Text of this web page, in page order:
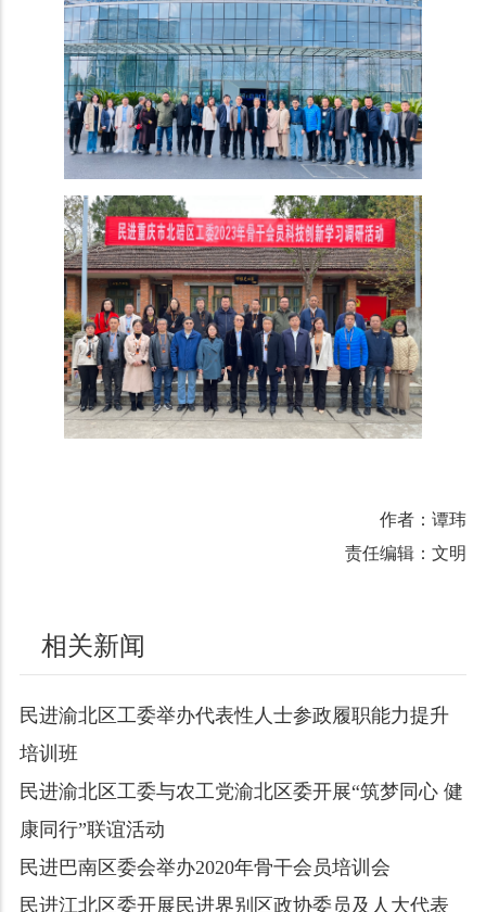
作者：谭玮
责任编辑：文明
相关新闻
民进渝北区工委举办代表性人士参政履职能力提升
培训班
民进渝北区工委与农工党渝北区委开展“筑梦同心 健
康同行”联谊活动
民进巴南区委会举办2020年骨干会员培训会
民进江北区委开展民进界别区政协委员及人大代表